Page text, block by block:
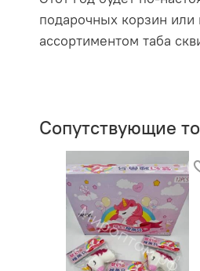
подарочных корзин
ассортиментом таба
Сопутствующие